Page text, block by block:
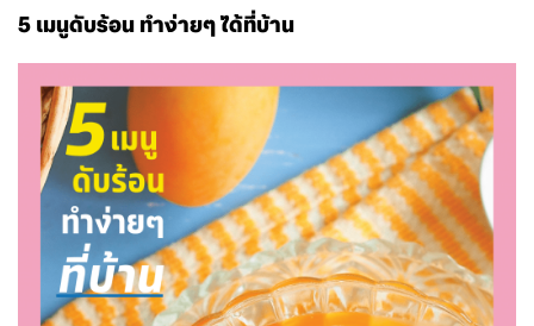
5 เมนูดับร้อน ทำง่ายๆ ได้ที่บ้าน